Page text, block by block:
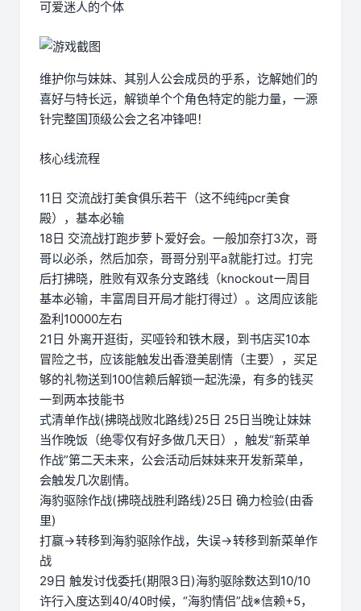
可爱迷人的个体
维护你与妹妹、其别人公会成员的乎系，讫解她们的
喜好与特长远，解锁单个个角色特定的能力量，一源
针完整国顶级公会之名冲锋吧！
核心线流程
11日 交流战打美食俱乐若干（这不纯纯pcr美食
殿），基本必输
18日 交流战打跑步萝卜爱好会。一般加奈打3次，哥
哥以必杀，然后加奈，哥哥分别平a就能打过。打完
后打拂晓，胜败有双条分支路线（knockout一周目
基本必输，丰富周目开局才能打得过）。这周应该能
盈利10000左右
21日 外离开逛街，买哑铃和铁木屐，到书店买10本
冒险之书，应该能触发出香澄美剧情（主要），买足
够的礼物送到100信赖后解锁一起洗澡，有多的钱买
一到两本技能书
式清单作战(拂晓战败北路线)25日 25日当晚让妹妹
当作晚饭（绝零仅有好多做几天日），触发“新菜单
作战”第二天未来，公会活动后妹妹来开发新菜单，
会触发几次剧情。
海豹驱除作战(拂晓战胜利路线)25日 确力检验(由香
里)
打赢→转移到海豹驱除作战，失误→转移到新菜单作
战
29日 触发讨伐委托(期限3日)海豹驱除数达到10/10
许行入度达到40/40时候，“海豹情侣”战※信赖+5，